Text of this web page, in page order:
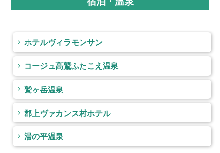
ホテルヴィラモンサン
コージュ高鷲ふたこえ温泉
鷲ヶ岳温泉
郡上ヴァカンス村ホテル
湯の平温泉